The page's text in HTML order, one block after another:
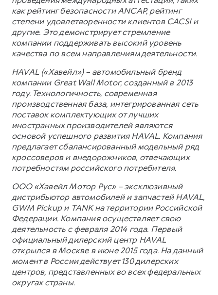
как рейтинг безопасности ANCAP, рейтинг
степени удовлетворенности клиентов CACSI и
другие. Это демонстрирует стремление
компании поддерживать высокий уровень
качества по всем направлениям деятельности.
HAVAL («Хавейл») – автомобильный бренд
компании Great Wall Motor, созданный в 2013
году. Технологичность, современная
производственная база, интегрированная сеть
поставок комплектующих от лучших
иностранных производителей являются
основой успешного развития HAVAL. Компания
предлагает сбалансированный модельный ряд
кроссоверов и внедорожников, отвечающих
потребностям российского потребителя.
ООО «Хавейл Мотор Рус» – эксклюзивный
дистрибьютор автомобилей и запчастей HAVAL,
GWM Pickup и TANK на территории Российской
Федерации. Компания осуществляет свою
деятельность с февраля 2014 года. Первый
официальный дилерский центр HAVAL
открылся в Москве в июне 2015 года. На данный
момент в России действует 130 дилерских
центров, представленных во всех федеральных
округах страны.